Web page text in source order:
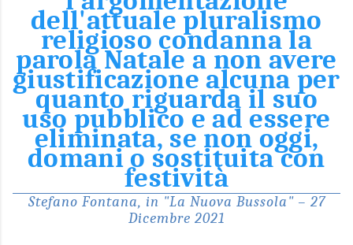
dell'attuale pluralismo
religioso condanna la
parola Natale a non avere
giustificazione alcuna per
quanto riguarda il suo
uso pubblico e ad essere
eliminata, se non oggi,
domani o sostituita con
festività
Stefano Fontana, in "La Nuova Bussola" – 27
Dicembre 2021